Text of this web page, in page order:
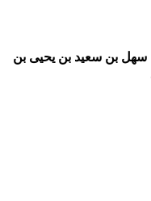
سهل بن سعيد بن يحيى بن